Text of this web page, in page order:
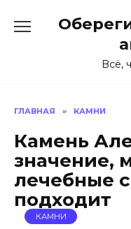
Всё,
ГЛАВНАЯ » КАМНИ
Камень
значение,
лечебные
подходит
КАМНИ